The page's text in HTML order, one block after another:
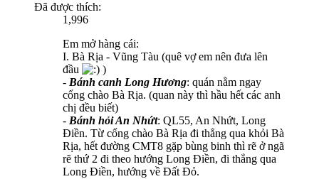
Đã được thích:
1,996
Em mở hàng cái:
I. Bà Rịa - Vũng Tàu (quê vợ em nên đưa lên
đầu
)
- Bánh canh Long Hương: quán nằm ngay
cổng chào Bà Rịa. (quan này thì hầu hết các anh
chị đều biết)
- Bánh hỏi An Nhứt: QL55, An Nhứt, Long
Điền. Từ cổng chào Bà Rịa đi thẳng qua khỏi Bà
Rịa, hết đường CMT8 gặp bùng binh thì rẽ ở ngã
rẽ thứ 2 đi theo hướng Long Điền, đi thẳng qua
Long Điền, hướng về Đất Đỏ.